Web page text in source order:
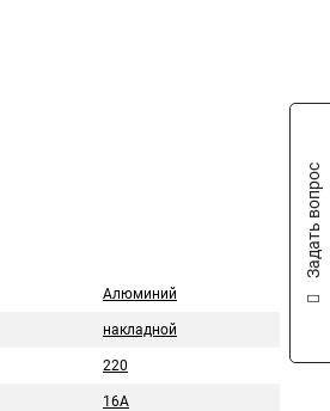
Алюминий
накладной
220
16А
Задать вопрос